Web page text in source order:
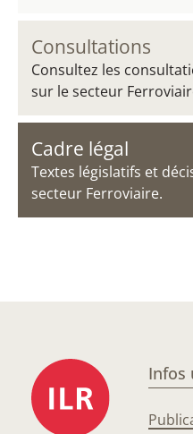
Consultations
Consultez les
sur le secteur
Cadre légal
Textes législatifs et
secteur Ferroviaire.
Infos